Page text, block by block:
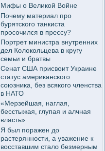
Мифы о Великой Войне
Почему материал про
бурятского танкиста
просочился в прессу?
Портрет министра внутренних
дел Колокольцева в кругу
семьи и братвы
Сенат США присвоит Украине
статус американского
союзника, без всякого членства
в НАТО
«Мерзейшая, наглая,
бесстыжая, глупая и алчная
власть»
Я был поражен до
растерянности, а уважение к
восставшим стало безмерным